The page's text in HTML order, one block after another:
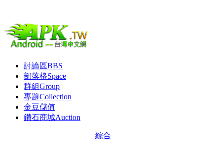
討論區BBS
部落格Space
群組Group
專題Collection
金豆儲值
鑽石商城Auction
綜合